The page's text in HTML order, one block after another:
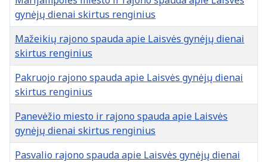
gynėjų dienai skirtus renginius
Mažeikių rajono spauda apie Laisvės gynėjų dienai
skirtus renginius
Pakruojo rajono spauda apie Laisvės gynėjų dienai
skirtus renginius
Panevėžio miesto ir rajono spauda apie Laisvės
gynėjų dienai skirtus renginius
Pasvalio rajono spauda apie Laisvės gynėjų dienai